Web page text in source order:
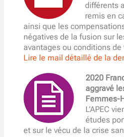
différents
remis en
ainsi que les
négatives de la fusion sur
avantages ou conditions
Lire le mail détaillé de la
2020
aggravé
Femmes-
L’APEC
études
et sur le vécu de la crise